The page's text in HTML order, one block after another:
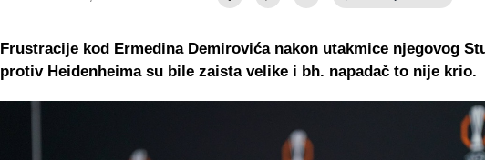
Frustracije kod Ermedina Demirovića nakon utakmice njegovog
protiv Heidenheima su bile zaista velike i bh. napadač to nije krio.